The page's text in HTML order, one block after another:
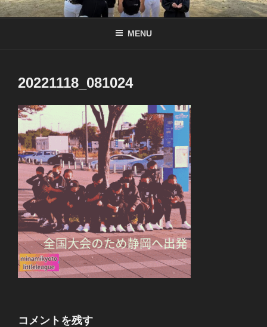
コ
ン
南京都リトル公式サイト
リトル関西連盟所属の少年硬式野球チーム
MENU
20221118_081024
コメントを残す